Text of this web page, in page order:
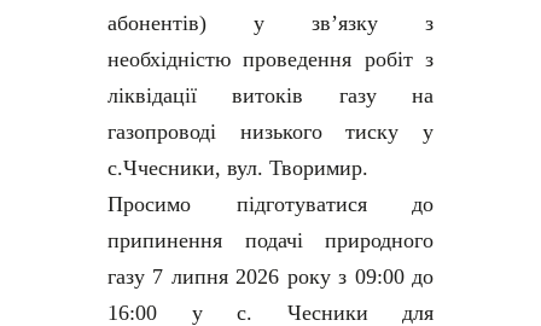
абонентів) у зв’язку з
необхідністю проведення робіт з
ліквідації витоків газу на
газопроводі низького тиску у
с.Ччесники, вул. Творимир.
Просимо підготуватися до
припинення подачі природного
газу 7 липня 2026 року з 09:00 до
16:00 у с. Чесники для